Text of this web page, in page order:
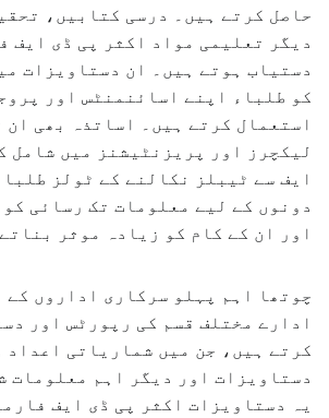
حاصل کرتے ہیں۔ درسی کتابیں،
دیگر تعلیمی مواد اکثر پی ڈی ایف
دستیاب ہوتے ہیں۔ ان دستاویزات
کو طلباء اپنے اسائنمنٹس اور
استعمال کرتے ہیں۔ اساتذہ بھی
لیکچرز اور پریزنٹیشنز میں شامل
ایف سے ٹیبلز نکالنے کے ٹولز
دونوں کے لیے معلومات تک رسائی
اور ان کے کام کو زیادہ موثر
چوتھا اہم پہلو سرکاری اداروں کے
ادارے مختلف قسم کی رپورٹس اور
کرتے ہیں، جن میں شماریاتی اعداد
دستاویزات اور دیگر اہم معلومات
یہ دستاویزات اکثر پی ڈی ایف